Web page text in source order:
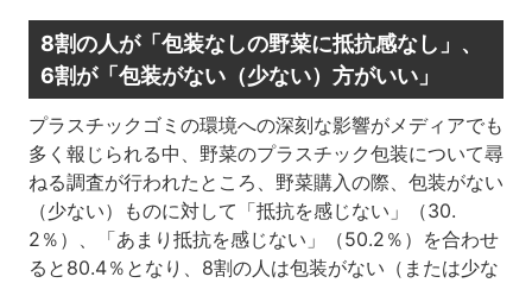
8割の人が「包装なしの野菜に抵抗感なし」、
6割が「包装がない（少ない）方がいい」
プラスチックゴミの環境への深刻な影響がメディアでも
多く報じられる中、野菜のプラスチック包装について尋
ねる調査が行われたところ、野菜購入の際、包装がない
（少ない）ものに対して「抵抗を感じない」（30.
2％）、「あまり抵抗を感じない」（50.2％）を合わせ
ると80.4％となり、8割の人は包装がない（または少な